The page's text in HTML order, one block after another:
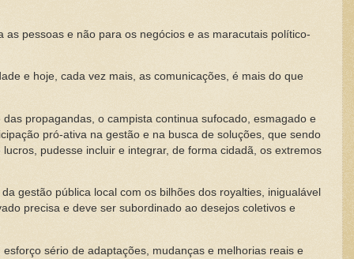
pessoas e não para os negócios e as maracutais político-
e hoje, cada vez mais, as comunicações, é mais do que
propagandas, o campista continua sufocado, esmagado e
pró-ativa na gestão e na busca de soluções, que sendo
pudesse incluir e integrar, de forma cidadã, os extremos
gestão pública local com os bilhões dos royalties, inigualável
precisa e deve ser subordinado ao desejos coletivos e
sério de adaptações, mudanças e melhorias reais e